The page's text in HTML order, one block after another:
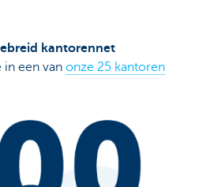
kantorennet
in een van onze 25 kantoren